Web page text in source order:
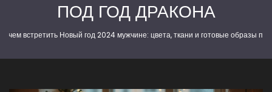
ПОД ГОД ДРАКОНА
В чем встретить Новый год 2024 мужчине: цвета, ткани и готовые образы